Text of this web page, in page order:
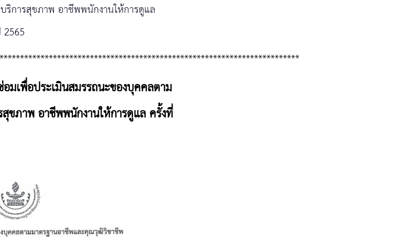
การสุขภาพ อาชีพพนักงานให้การดูแล
มเพื่อประเมินสมรรถนะของบุคคลตาม
ขภาพ อาชีพพนักงานให้การดูแล ครั้งที่